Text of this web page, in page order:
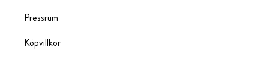
Pressrum
Köpvillkor